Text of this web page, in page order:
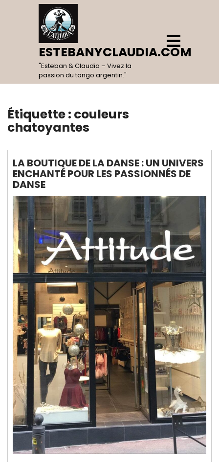
ESTEBANYCLAUDIA.COM
"Esteban & Claudia – Vivez la
passion du tango argentin."
Open
Menu
Étiquette : couleurs
chatoyantes
LA BOUTIQUE DE LA DANSE : UN UNIVERS
ENCHANTÉ POUR LES PASSIONNÉS DE
DANSE